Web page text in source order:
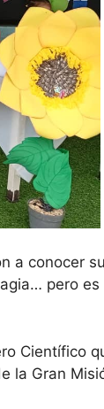
a conocer
pero
Científico
la Gran